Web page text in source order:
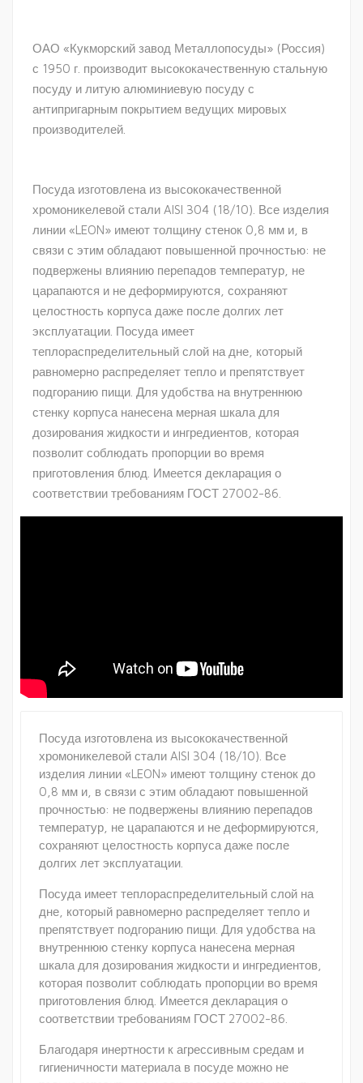
ОАО «Кукморский завод Металлопосуды» (Россия)
с 1950 г. производит высококачественную стальную
посуду и литую алюминиевую посуду с
антипригарным покрытием ведущих мировых
производителей.
Посуда изготовлена из высококачественной
хромоникелевой стали AISI 304 (18/10). Все изделия
линии «LEON» имеют толщину стенок 0,8 мм и, в
связи с этим обладают повышенной прочностью: не
подвержены влиянию перепадов температур, не
царапаются и не деформируются, сохраняют
целостность корпуса даже после долгих лет
эксплуатации. Посуда имеет
теплораспределительный слой на дне, который
равномерно распределяет тепло и препятствует
подгоранию пищи. Для удобства на внутреннюю
стенку корпуса нанесена мерная шкала для
дозирования жидкости и ингредиентов, которая
позволит соблюдать пропорции во время
приготовления блюд. Имеется декларация о
соответствии требованиям ГОСТ 27002-86.
Посуда изготовлена из высококачественной
хромоникелевой стали AISI 304 (18/10). Все
изделия линии «LEON» имеют толщину стенок до
0,8 мм и, в связи с этим обладают повышенной
прочностью: не подвержены влиянию перепадов
температур, не царапаются и не деформируются,
сохраняют целостность корпуса даже после
долгих лет эксплуатации.
Посуда имеет теплораспределительный слой на
дне, который равномерно распределяет тепло и
препятствует подгоранию пищи. Для удобства на
внутреннюю стенку корпуса нанесена мерная
шкала для дозирования жидкости и ингредиентов,
которая позволит соблюдать пропорции во время
приготовления блюд. Имеется декларация о
соответствии требованиям ГОСТ 27002-86.
Благодаря инертности к агрессивным средам и
гигиеничности материала в посуде можно не